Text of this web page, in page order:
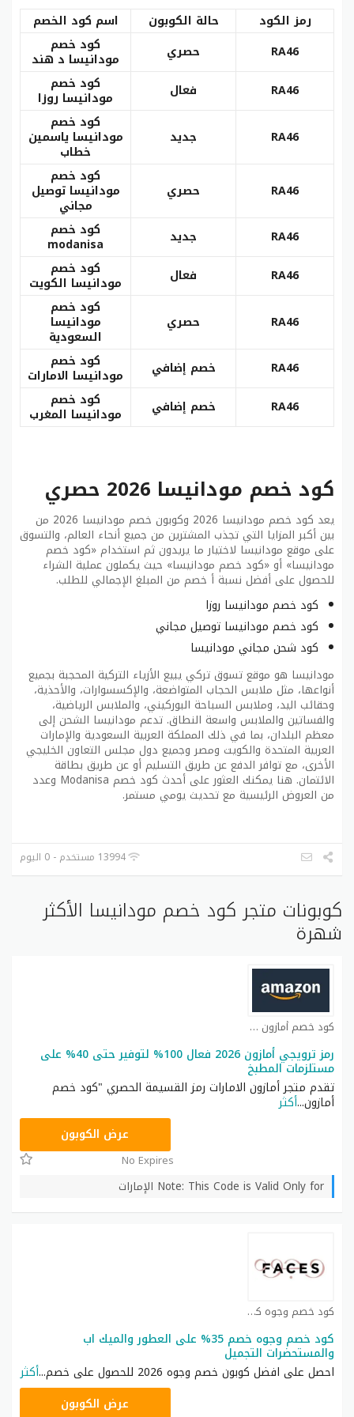
رمز الكود حالة الكوبون
اسم كود الخصم
RA46
حصري كود خصم
مودانيسا د هند
RA46
فعال كود خصم
مودانيسا روزا
RA46
جديد
كود خصم
مودانيسا ياسمين
خطاب
RA46
حصري
كود خصم
مودانيسا توصيل
مجاني
RA46
جديد كود خصم
modanisa
RA46
فعال كود خصم
مودانيسا الكويت
RA46
حصري
كود خصم
مودانيسا
السعودية
RA46
خصم إضافي كود خصم
مودانيسا الامارات
RA46
خصم إضافي كود خصم
مودانيسا المغرب
كود خصم مودانيسا 2026 حصري
يعد كود خصم مودانيسا 2026 وكوبون خصم مودانيسا 2026 من
بين أكبر المزايا التي تجذب المشترين من جميع أنحاء العالم، والتسوق
على موقع مودانيسا لاختيار ما يريدون ثم استخدام «كود خصم
مودانيسا» أو «كود خصم مودانيسا» حيث يكملون عملية الشراء
للحصول على أفضل نسبة أ خصم من المبلغ الإجمالي للطلب.
كود خصم مودانيسا روزا
كود خصم مودانيسا توصيل مجاني
كود شحن مجاني مودانيسا
مودانيسا هو موقع تسوق تركي يبيع الأزياء التركية المحجبة بجميع
أنواعها، مثل ملابس الحجاب المتواضعة، والإكسسوارات، والأحذية،
وحقائب اليد، وملابس السباحة البوركيني، والملابس الرياضية،
والفساتين والملابس واسعة النطاق. تدعم مودانيسا الشحن إلى
معظم البلدان، بما في ذلك المملكة العربية السعودية والإمارات
العربية المتحدة والكويت ومصر وجميع دول مجلس التعاون الخليجي
الأخرى، مع توافر الدفع عن طريق التسليم أو عن طريق بطاقة
الائتمان. هنا يمكنك العثور على أحدث كود خصم Modanisa وعدد
من العروض الرئيسية مع تحديث يومي مستمر.
13994 مستخدم - 0 اليوم
كوبونات متجر كود خصم مودانيسا الأكثر
شهرة
كود خصم أمازون كوبون
رمز ترويجي أمازون 2026 فعال 100% لتوفير حتى 40% على
مستلزمات المطبخ
تقدم متجر أمازون الامارات رمز القسيمة الحصري "كود خصم
أمازون...أكثر
عرض الكوبون
No Expires
Note: This Code is Valid Only for الإمارات
كود خصم وجوه كوبون
كود خصم وجوه خصم 35% على العطور والميك اب
والمستحضرات التجميل
احصل على افضل كوبون خصم وجوه 2026 للحصول على خصم
...أكثر
ICW77عرض الكوبون